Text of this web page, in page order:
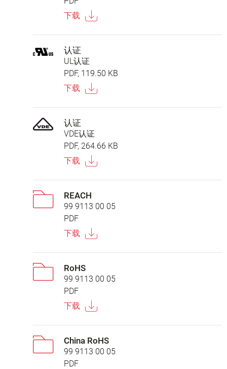
下载
认证
UL认证
PDF, 119.50 KB
下载
认证
VDE认证
PDF, 264.66 KB
下载
REACH
99 9113 00 05
PDF
下载
RoHS
99 9113 00 05
PDF
下载
China RoHS
99 9113 00 05
PDF